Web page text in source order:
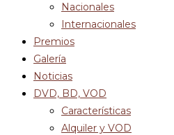
Nacionales
Internacionales
Premios
Galería
Noticias
DVD, BD, VOD
Características
Alquiler y VOD